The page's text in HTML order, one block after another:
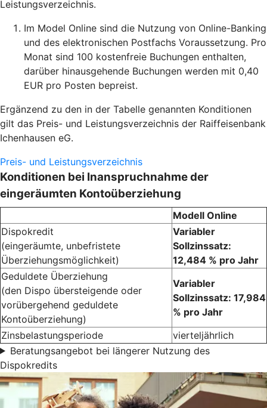
Leistungsverzeichnis.
Im Model Online sind die Nutzung von Online-Banking
und des elektronischen Postfachs Voraussetzung. Pro
Monat sind 100 kostenfreie Buchungen enthalten,
darüber hinausgehende Buchungen werden mit 0,40
EUR pro Posten bepreist.
Ergänzend zu den in der Tabelle genannten Konditionen
gilt das Preis- und Leistungsverzeichnis der Raiffeisenbank
Ichenhausen eG.
Preis- und Leistungsverzeichnis
Konditionen bei Inanspruchnahme der
eingeräumten Kontoüberziehung
Modell Online
Dispokredit
(eingeräumte, unbefristete
Überziehungsmöglichkeit)
Variabler
Sollzinssatz:
12,484 % pro Jahr
Geduldete Überziehung
(den Dispo übersteigende oder
vorübergehend geduldete
Kontoüberziehung)
Variabler
Sollzinssatz: 17,984
% pro Jahr
Zinsbelastungsperiode
vierteljährlich
Beratungsangebot bei längerer Nutzung des
Dispokredits